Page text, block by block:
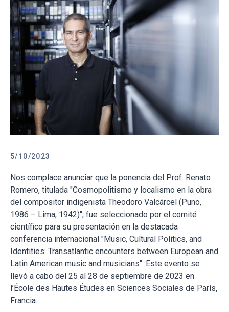
5/10/2023
Nos complace anunciar que la ponencia del Prof. Renato
Romero, titulada "Cosmopolitismo y localismo en la obra
del compositor indigenista Theodoro Valcárcel (Puno,
1986 – Lima, 1942)", fue seleccionado por el comité
científico para su presentación en la destacada
conferencia internacional "Music, Cultural Politics, and
Identities: Transatlantic encounters between European and
Latin American music and musicians". Este evento se
llevó a cabo del 25 al 28 de septiembre de 2023 en
l’École des Hautes Études en Sciences Sociales de París,
Francia.